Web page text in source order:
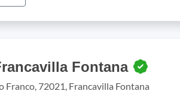
Fontana
Franco, 72021, Francavilla Fontana